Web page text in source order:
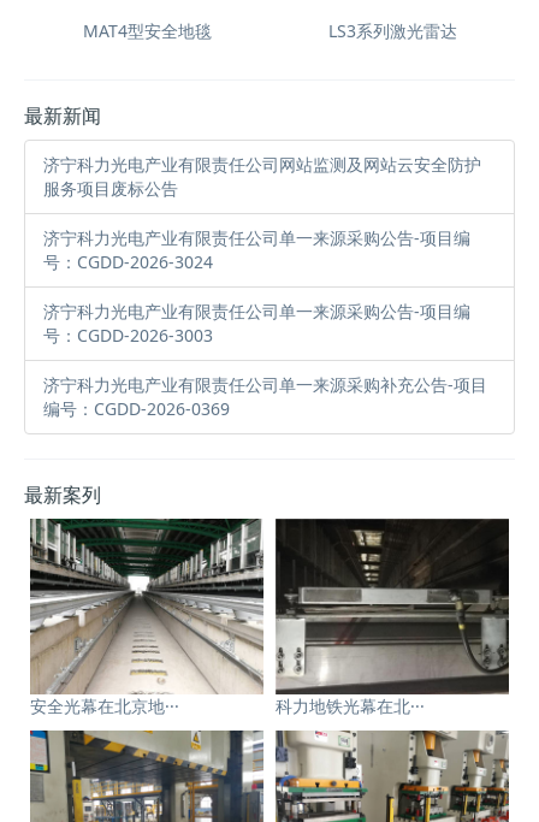
MAT4型安全地毯 LS3系列激光雷达
最新新闻
济宁科力光电产业有限责任公司网站监测及网站云安全防护
服务项目废标公告
济宁科力光电产业有限责任公司单一来源采购公告-项目编
号：CGDD-2026-3024
济宁科力光电产业有限责任公司单一来源采购公告-项目编
号：CGDD-2026-3003
济宁科力光电产业有限责任公司单一来源采购补充公告-项目
编号：CGDD-2026-0369
最新案列
安全光幕在北京地··· 科力地铁光幕在北···